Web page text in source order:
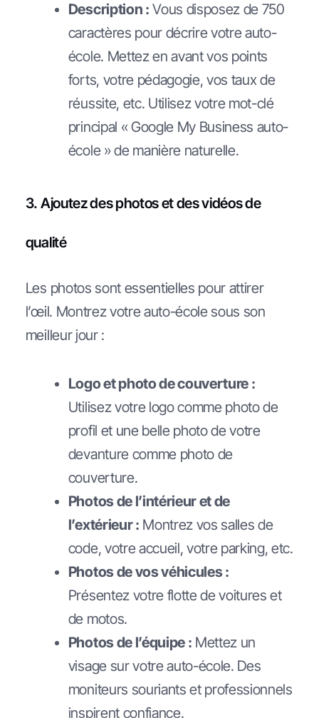
Description : Vous disposez de 750
caractères pour décrire votre auto-
école. Mettez en avant vos points
forts, votre pédagogie, vos taux de
réussite, etc. Utilisez votre mot-clé
principal « Google My Business auto-
école » de manière naturelle.
3. Ajoutez des photos et des vidéos de
qualité
Les photos sont essentielles pour attirer
l’œil. Montrez votre auto-école sous son
meilleur jour :
Logo et photo de couverture :
Utilisez votre logo comme photo de
profil et une belle photo de votre
devanture comme photo de
couverture.
Photos de l’intérieur et de
l’extérieur : Montrez vos salles de
code, votre accueil, votre parking, etc.
Photos de vos véhicules :
Présentez votre flotte de voitures et
de motos.
Photos de l’équipe : Mettez un
visage sur votre auto-école. Des
moniteurs souriants et professionnels
inspirent confiance.